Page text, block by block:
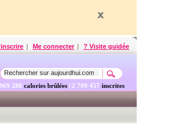
| Me connecter | ? Visite guidée
937 calories brûlées | 2 709 457 inscrites